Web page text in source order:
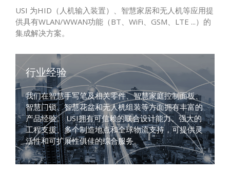
USI 为HID（人机输入装置）、智慧家居和无人机等应用提
供具有WLAN/WWAN功能（BT、WiFi、GSM、LTE ...）的
集成解决方案。
行业经验
我们在智慧手写笔及相关零件、智慧家庭控制面板、
智慧门锁、智慧花盆和无人机组装等方面拥有丰富的
产品经验。 USI拥有可信赖的联合设计能力、强大的
工程支援、多个制造地点和全球物流支持，可提供灵
活性和可扩展性俱佳的综合服务。